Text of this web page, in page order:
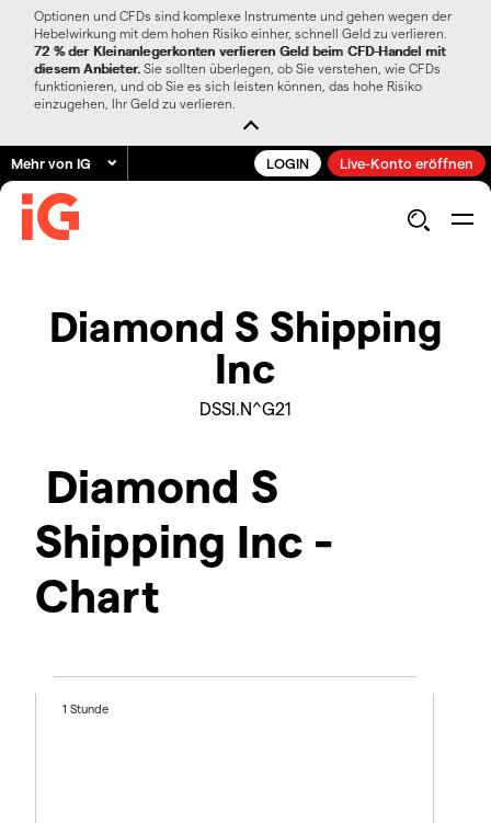
Optionen und CFDs sind komplexe Instrumente und gehen wegen der
Hebelwirkung mit dem hohen Risiko einher, schnell Geld zu verlieren.
72 % der Kleinanlegerkonten verlieren Geld beim CFD-Handel mit
diesem Anbieter. Sie sollten überlegen, ob Sie verstehen, wie CFDs
funktionieren, und ob Sie es sich leisten können, das hohe Risiko
einzugehen, Ihr Geld zu verlieren.
Mehr von IG LOGIN Live-Konto eröffnen
Diamond S Shipping
Inc
DSSI.N^G21
Diamond S
Shipping Inc -
Chart
1 Stunde